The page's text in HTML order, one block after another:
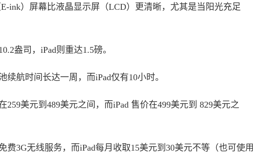
ink）屏幕比液晶显示屏（LCD）更清晰，尤其是当阳光充足
盎司，iPad则重达1.5磅。
续航时间长达一周，而iPad仅有10小时。
259美元到489美元之间，而iPad 售价在499美元到 829美元之
费3G无线服务，而iPad每月收取15美元到30美元不等（也可使用